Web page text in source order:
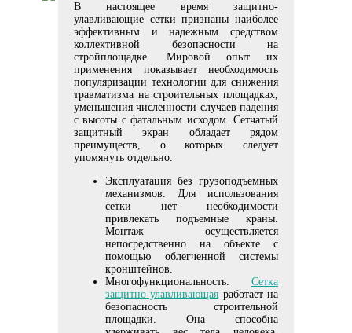
В настоящее время защитно-
улавливающие сетки признаны наиболее
эффективным и надежным средством
коллективной безопасности на
стройплощадке. Мировой опыт их
применения показывает необходимость
популяризации технологии для снижения
травматизма на строительных площадках,
уменьшения численности случаев падения
с высоты с фатальным исходом. Сетчатый
защитный экран обладает рядом
преимуществ, о которых следует
упомянуть отдельно.
Эксплуатация без грузоподъемных
механизмов. Для использования
сетки нет необходимости
привлекать подъемные краны.
Монтаж осуществляется
непосредственно на объекте с
помощью облегченной системы
кронштейнов.
Многофункциональность. Сетка
защитно-улавливающая работает на
безопасность строительной
площадки. Она способна